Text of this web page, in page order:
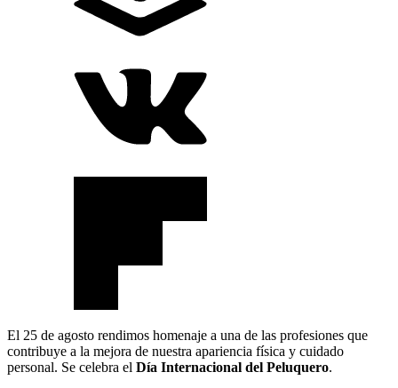
El 25 de agosto rendimos homenaje a una de las profesiones que
contribuye a la mejora de nuestra apariencia física y cuidado
personal. Se celebra el Día Internacional del Peluquero.